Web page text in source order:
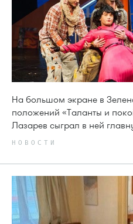
На большом экране в
положений «Таланты и
Лазарев сыграл в ней
НОВОСТИ